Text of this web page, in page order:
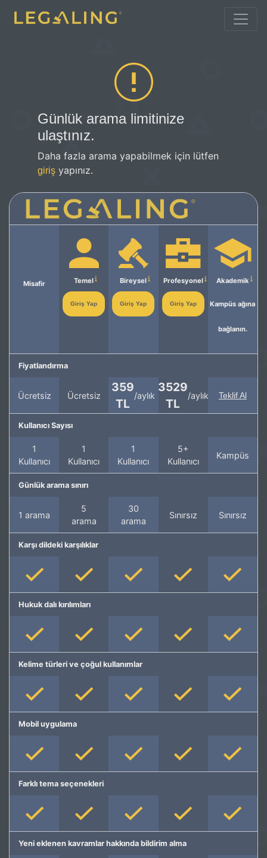
Günlük arama limitinize
ulaştınız.
Daha fazla arama yapabilmek için lütfen
giriş yapınız.
Misafir Temel
Giriş Yap
Bireysel
Giriş Yap
Profesyonel
Giriş Yap
Akademik
Kampüs ağına
bağlanın.
Fiyatlandırma
Ücretsiz Ücretsiz
359
TL
/aylık
3529
TL
/aylık Teklif Al
Kullanıcı Sayısı
1
Kullanıcı
1
Kullanıcı
1
Kullanıcı
5+
Kullanıcı
Kampüs
Günlük arama sınırı
1 arama
5
arama
30
arama
Sınırsız Sınırsız
Karşı dildeki karşılıklar
Hukuk dalı kırılımları
Kelime türleri ve çoğul kullanımlar
Mobil uygulama
Farklı tema seçenekleri
Yeni eklenen kavramlar hakkında bildirim alma